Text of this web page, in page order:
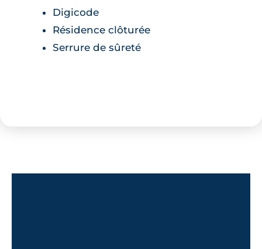
paroi de douche et sèche-serviette. Côté
stationnement, des places de parking en
sous-sol sont disponibles.
la résidence s’implante en retrait
Digicode
Résidence clôturée
Serrure de sûreté